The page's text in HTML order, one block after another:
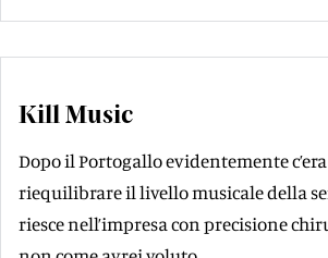
Kill Music
Dopo il Portogallo evidentemente
riequilibrare il livello musicale della
riesce nell’impresa con precisione